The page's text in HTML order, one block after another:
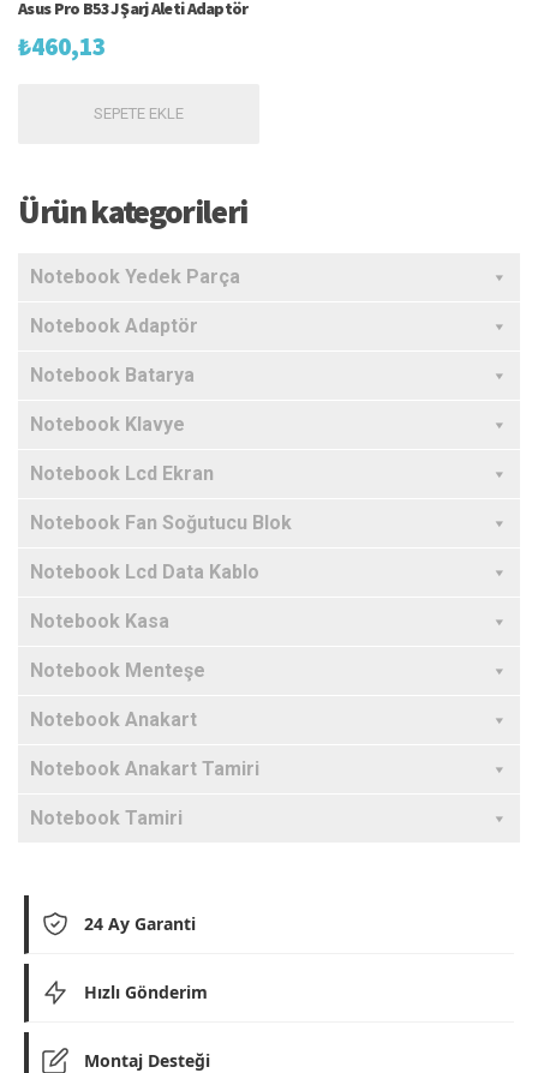
Asus Pro B53J Şarj Aleti Adaptör
₺460,13
SEPETE EKLE
Ürün kategorileri
Notebook Yedek Parça
Notebook Adaptör
Notebook Batarya
Notebook Klavye
Notebook Lcd Ekran
Notebook Fan Soğutucu Blok
Notebook Lcd Data Kablo
Notebook Kasa
Notebook Menteşe
Notebook Anakart
Notebook Anakart Tamiri
Notebook Tamiri
24 Ay Garanti
Hızlı Gönderim
Montaj Desteği